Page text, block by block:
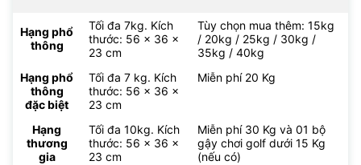
Hạng phổ
thông
Tối đa 7kg. Kích
thước: 56 x 36 x
23 cm
Tùy chọn mua thêm: 15kg
/ 20kg / 25kg / 30kg /
35kg / 40kg
Hạng phổ
thông
đặc biệt
Tối đa 7 kg. Kích
thước: 56 x 36 x
23 cm
Miễn phí 20 Kg
Hạng
thương
gia
Tối đa 10kg. Kích
thước: 56 x 36 x
23 cm
Miễn phí 30 Kg và 01 bộ
gậy chơi golf dưới 15 Kg
(nếu có)